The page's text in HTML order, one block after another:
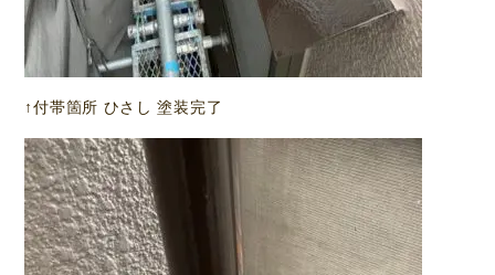
↑付帯箇所 ひさし 塗装完了